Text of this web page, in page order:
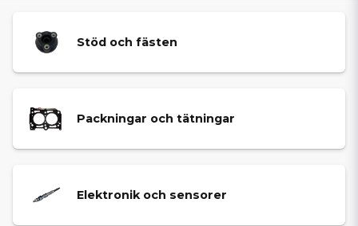
Stöd och fästen
Packningar och tätningar
Elektronik och sensorer